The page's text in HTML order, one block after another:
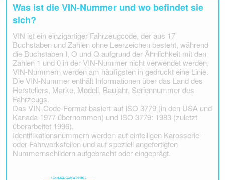
Was ist die VIN-Nummer und wo befindet sie
sich?
VIN ist ein einzigartiger Fahrzeugcode, der aus 17
Buchstaben und Zahlen ohne Leerzeichen besteht, während
die Buchstaben I, O und Q aufgrund der Ähnlichkeit mit den
Zahlen 1 und 0 in der VIN-Nummer nicht verwendet werden,
VIN-Nummern werden am häufigsten in gedruckt eine Linie.
Die VIN-Nummer enthält Informationen über das Land des
Herstellers, Marke, Modell, Baujahr, Seriennummer des
Fahrzeugs.
Das VIN-Code-Format basiert auf ISO 3779 (in den USA und
Kanada 1977 übernommen) und ISO 3779: 1983 (zuletzt
überarbeitet 1996).
Identifikationsnummern werden auf einteiligen Karosserie-
oder Fahrwerksteilen und auf speziell angefertigten
Nummernschildern aufgebracht oder eingeprägt.